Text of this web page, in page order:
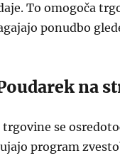
To omogoča
ponudbo
na
se
program